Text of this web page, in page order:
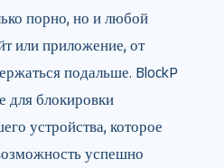
порно, но и любой
или приложение, от
подальше. BlockP
для блокировки
устройства, которое
успешно